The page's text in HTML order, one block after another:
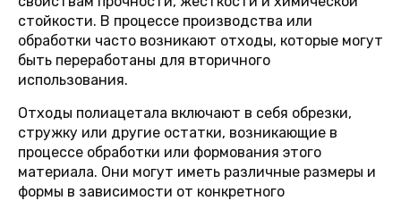
стойкости. В процессе производства или
обработки часто возникают отходы, которые могут
быть переработаны для вторичного
использования.
Отходы полиацетала включают в себя обрезки,
стружку или другие остатки, возникающие в
процессе обработки или формования этого
материала. Они могут иметь различные размеры и
формы в зависимости от конкретного